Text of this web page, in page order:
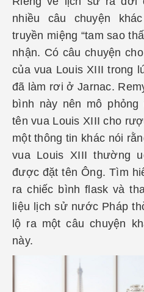
nhiều câu chuyện
truyền miệng “tam sao
nhận. Có câu chuyện
của vua Louis XIII trong
đã làm rơi ở Jarnac.
bình này nên mô
tên vua Louis XIII cho
một thông tin khác nói
vua Louis XIII thường
được đặt tên Ông. Tìm
ra chiếc bình flask và
liệu lịch sử nước Pháp
lộ ra một câu chuyện
này.